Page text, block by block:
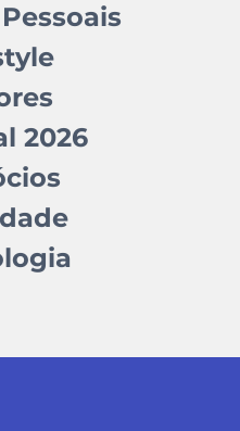
2026